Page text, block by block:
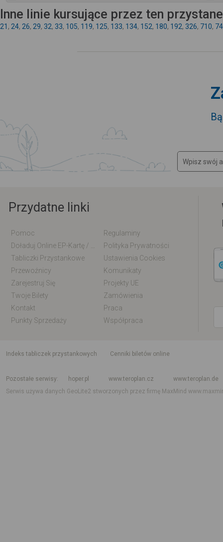
Inne linie kursujące przez ten
21 , 24, 26, 29, 32, 33, 105, 119, 125, 133, 134, 152, 180, 192, 326, 710,
Przydatne linki
Pomoc
Regulaminy
Polityka Prywatności
Tabliczki Przystankowe
Ustawienia Cookies
Przewoźnicy
Komunikaty
Zarejestruj Się
Projekty UE
Twoje Bilety
Zamówienia
Kontakt
Praca
Punkty Sprzedaży
Współpraca
indeks tabliczek przystankowych
Cenniki biletów online
Pozostałe serwisy
hoper.pl www.teroplan.cz
www.teroplan.de
Serwis używa danych GeoLite2 stworzonych przez firmę MaxMind